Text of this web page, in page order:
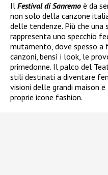
Il Festival di Sanremo è da
non solo della canzone
delle tendenze. Più che
rappresenta uno specchio
mutamento, dove spesso a
canzoni, bensì i look, le
primedonne. Il palco del
stili destinati a diventare
visioni delle grandi maison
proprie icone fashion.